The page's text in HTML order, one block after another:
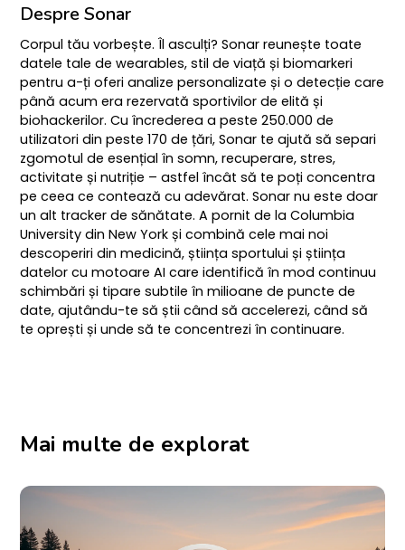
Despre Sonar
Corpul tău vorbește. Îl asculți? Sonar reunește toate
datele tale de wearables, stil de viață și biomarkeri
pentru a-ți oferi analize personalizate și o detecție care
până acum era rezervată sportivilor de elită și
biohackerilor. Cu încrederea a peste 250.000 de
utilizatori din peste 170 de țări, Sonar te ajută să separi
zgomotul de esențial în somn, recuperare, stres,
activitate și nutriție – astfel încât să te poți concentra
pe ceea ce contează cu adevărat. Sonar nu este doar
un alt tracker de sănătate. A pornit de la Columbia
University din New York și combină cele mai noi
descoperiri din medicină, știința sportului și știința
datelor cu motoare AI care identifică în mod continuu
schimbări și tipare subtile în milioane de puncte de
date, ajutându-te să știi când să accelerezi, când să
te oprești și unde să te concentrezi în continuare.
Mai multe de explorat